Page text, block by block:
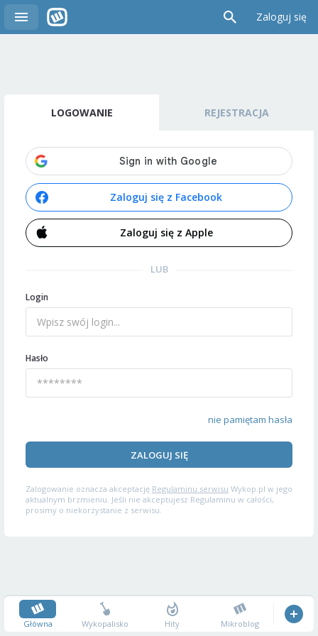
Zaloguj się
LOGOWANIE REJESTRACJA
Zaloguj się z Facebook
Zaloguj się z Apple
LUB
Login
Hasło
nie pamiętam hasła
ZALOGUJ SIĘ
Zalogowanie oznacza akceptację Regulaminu serwisu Wykop.pl w jego
aktualnym brzmieniu. Jeśli nie akceptujesz Regulaminu w całości,
prosimy o niekorzystanie z serwisu.
Główna Wykopalisko Hity Mikroblog